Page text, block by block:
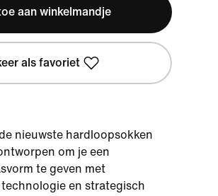
aan winkelmandje
als favoriet
nieuwste hardloopsokken
om je een
te geven met
en strategisch